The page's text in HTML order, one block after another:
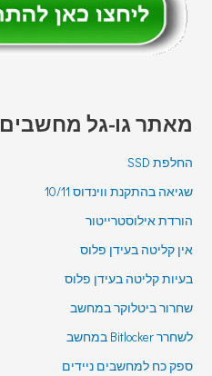
מאתר גו-גל מחשבים
החלפת SSD
שגיאה בהתקנת ווינדוס 10/11
הורדת אילוסטרייטור
אין קליטה בעידן פלוס
בעיות קליטה בעידן פלוס
שחרור ביטלוקר במחשב
לשחרר Bitlocker במחשב
ספק כח למחשבים ניידים